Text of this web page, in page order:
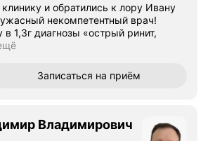
и обратились к лору Ивану
некомпетентный врач!
Записаться на приём
Владимирович